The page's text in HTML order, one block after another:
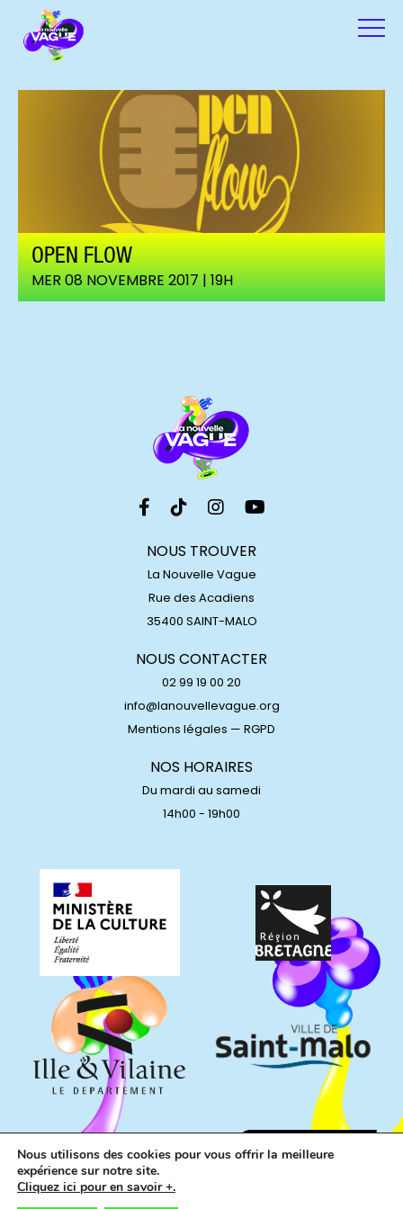
OPEN FLOW
MER 08 NOVEMBRE 2017 | 19H
NOUS TROUVER
La Nouvelle Vague
Rue des Acadiens
35400 SAINT-MALO
NOUS CONTACTER
02 99 19 00 20
info@lanouvellevague.org
Mentions légales — RGPD
NOS HORAIRES
Du mardi au samedi
14h00 - 19h00
Nous utilisons des cookies pour vous offrir la meilleure
expérience sur notre site.
Cliquez ici pour en savoir +.